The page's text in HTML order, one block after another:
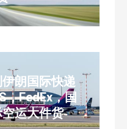
朗国际快递
，FedEx，国
运大件货